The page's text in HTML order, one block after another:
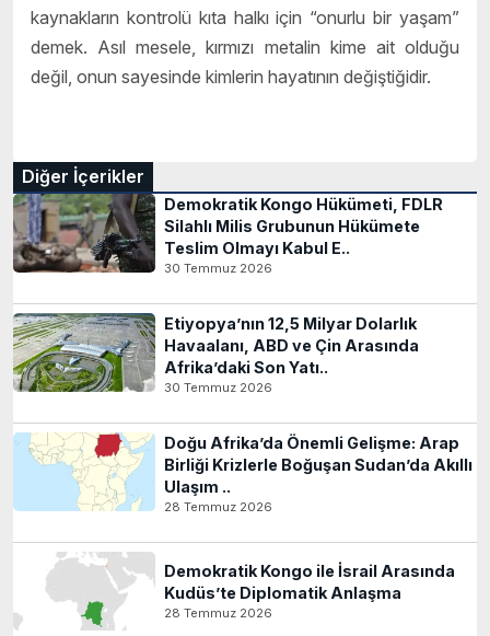
kaynakların kontrolü kıta halkı için “onurlu bir yaşam”
demek. Asıl mesele, kırmızı metalin kime ait olduğu
değil, onun sayesinde kimlerin hayatının değiştiğidir.
Diğer İçerikler
Demokratik Kongo Hükümeti, FDLR
Silahlı Milis Grubunun Hükümete
Teslim Olmayı Kabul E..
30 Temmuz 2026
Etiyopya’nın 12,5 Milyar Dolarlık
Havaalanı, ABD ve Çin Arasında
Afrika’daki Son Yatı..
30 Temmuz 2026
Doğu Afrika’da Önemli Gelişme: Arap
Birliği Krizlerle Boğuşan Sudan’da Akıllı
Ulaşım ..
28 Temmuz 2026
Demokratik Kongo ile İsrail Arasında
Kudüs’te Diplomatik Anlaşma
28 Temmuz 2026